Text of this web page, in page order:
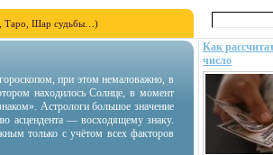
Таро, Шар судьбы…)
Как
число
при этом немаловажно, в
находилось Солнце, в момент
Астрологи большое значение
асцендента — восходящему знаку.
только с учётом всех факторов